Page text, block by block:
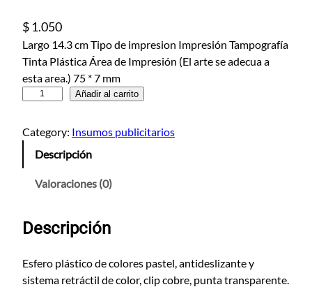
$ 1.050
Largo 14.3 cm Tipo de impresion Impresión Tampografía
Tinta Plástica Área de Impresión (El arte se adecua a
esta area.) 75 * 7 mm
f
e
n
s
o
Añadir al carrito
Category: Insumos publicitarios
Descripción
Valoraciones (0)
Descripción
Esfero plástico de colores pastel, antideslizante y
sistema retráctil de color, clip cobre, punta transparente.